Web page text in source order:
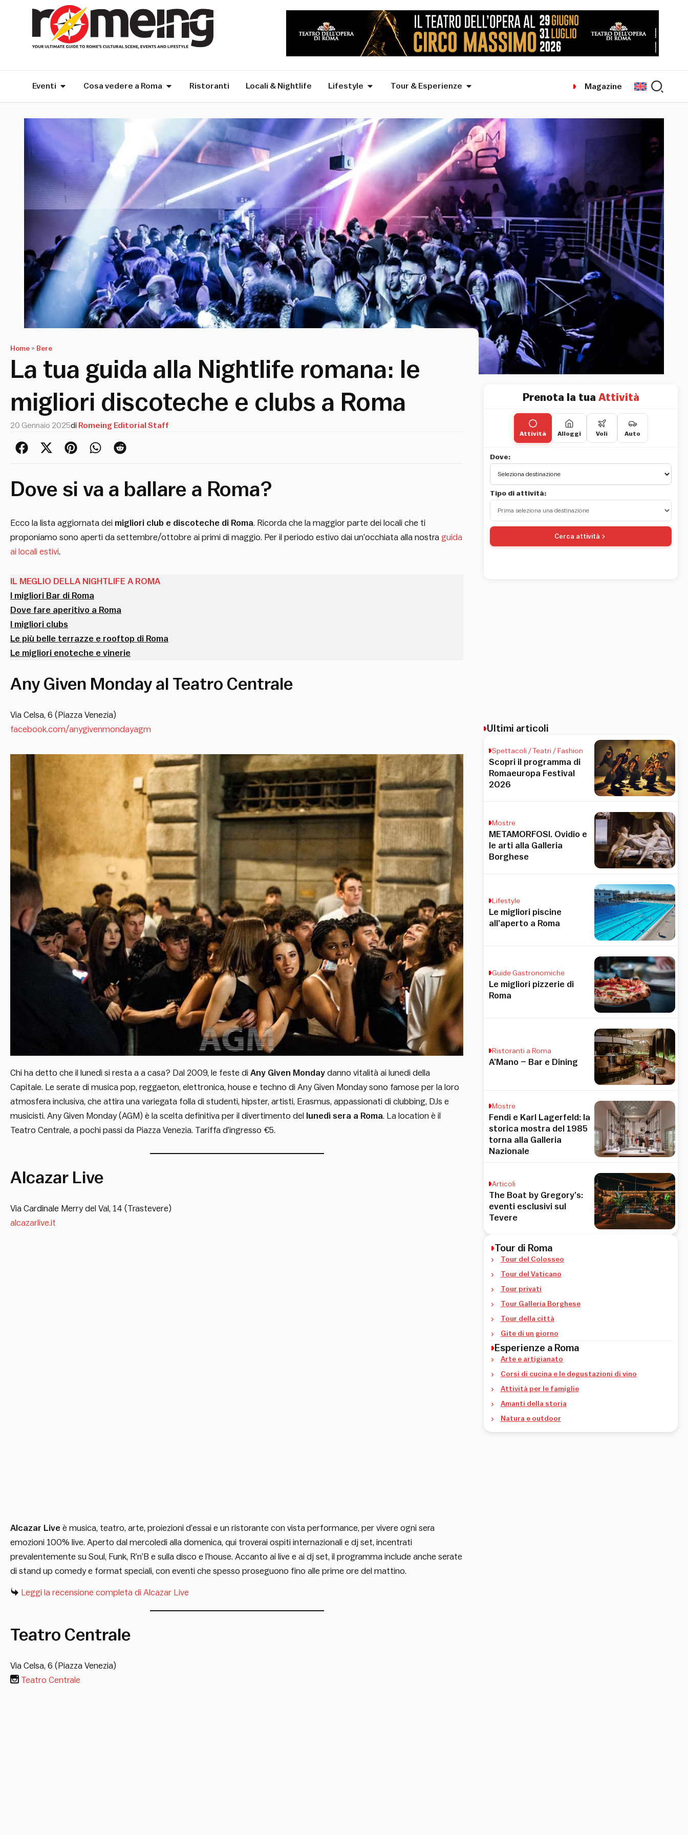
Eventi Cosa vedere a Roma Ristoranti Locali & Nightlife Lifestyle Tour & Esperienze Magazine
Home » Bere
La tua guida alla Nightlife romana: le
migliori discoteche e clubs a Roma
20 Gennaio 2025di Romeing Editorial Staff
Dove si va a ballare a Roma?
Ecco la lista aggiornata dei migliori club e discoteche di Roma. Ricorda che la maggior parte dei locali che ti
proponiamo sono aperti da settembre/ottobre ai primi di maggio. Per il periodo estivo dai un’occhiata alla nostra guida
ai locali estivi.
IL MEGLIO DELLA NIGHTLIFE A ROMA
I migliori Bar di Roma
Dove fare aperitivo a Roma
I migliori clubs
Le più belle terrazze e rooftop di Roma
Le migliori enoteche e vinerie
Any Given Monday al Teatro Centrale
Via Celsa, 6 (Piazza Venezia)
facebook.com/anygivenmondayagm
Chi ha detto che il lunedì si resta a a casa? Dal 2009, le feste di Any Given Monday danno vitalità ai lunedi della
Capitale. Le serate di musica pop, reggaeton, elettronica, house e techno di Any Given Monday sono famose per la loro
atmosfera inclusiva, che attira una variegata folla di studenti, hipster, artisti, Erasmus, appassionati di clubbing, DJs e
musicisti. Any Given Monday (AGM) è la scelta definitiva per il divertimento del
lunedì sera a Roma. La location è il
Teatro Centrale, a pochi passi da Piazza Venezia. Tariffa d’ingresso €5.
Alcazar Live
Via Cardinale Merry del Val, 14 (Trastevere)
alcazarlive.it
Alcazar Live è musica, teatro, arte, proiezioni d’essai e un ristorante con vista performance, per vivere ogni sera
emozioni 100% live. Aperto dal mercoledi alla domenica, qui troverai ospiti internazionali e dj set, incentrati
prevalentemente su Soul, Funk, R’n’B e sulla disco e l’house. Accanto ai live e ai dj set, il programma include anche serate
di stand up comedy e format speciali, con eventi che spesso proseguono fino alle prime ore del mattino.
Leggi la recensione completa di Alcazar Live
Teatro Centrale
Via Celsa, 6 (Piazza Venezia)
Teatro Centrale
Prenota la tua Attività
Attività Alloggi Voli Auto
Dove:
Tipo di attività:
Cerca attività
Ultimi articoli
Spettacoli / Teatri / Fashion
Scopri il programma di
Romaeuropa Festival
2026
Mostre
METAMORFOSI. Ovidio e
le arti alla Galleria
Borghese
Lifestyle
Le migliori piscine
all’aperto a Roma
Guide Gastronomiche
Le migliori pizzerie di
Roma
Ristoranti a Roma
A’Mano – Bar e Dining
Mostre
Fendi e Karl Lagerfeld: la
storica mostra del 1985
torna alla Galleria
Nazionale
Articoli
The Boat by Gregory’s:
eventi esclusivi sul
Tevere
Tour di Roma
Tour del Colosseo
Tour del Vaticano
Tour privati
Tour Galleria Borghese
Tour della città
Gite di un giorno
Esperienze a Roma
Arte e artigianato
Corsi di cucina e le degustazioni di vino
Attività per le famiglie
Amanti della storia
Natura e outdoor